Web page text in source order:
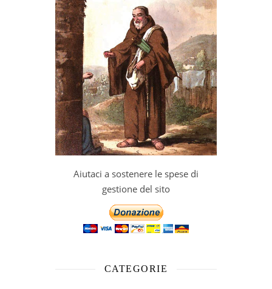
Aiutaci a sostenere le spese di
gestione del sito
CATEGORIE